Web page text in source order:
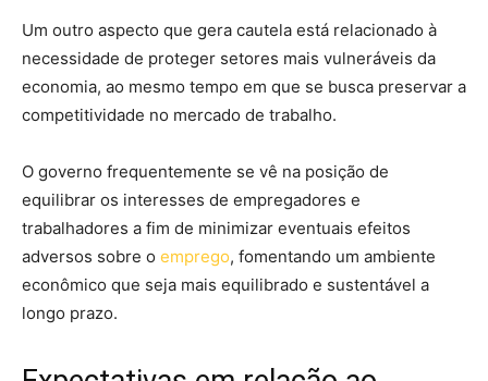
Um outro aspecto que gera cautela está relacionado à
necessidade de proteger setores mais vulneráveis da
economia, ao mesmo tempo em que se busca preservar a
competitividade no mercado de trabalho.
O governo frequentemente se vê na posição de
equilibrar os interesses de empregadores e
trabalhadores a fim de minimizar eventuais efeitos
adversos sobre o emprego, fomentando um ambiente
econômico que seja mais equilibrado e sustentável a
longo prazo.